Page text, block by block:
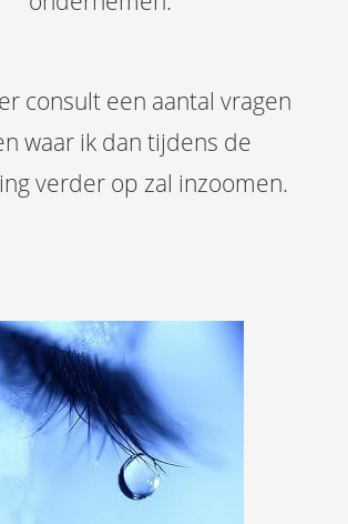
consult een aantal vragen
waar ik dan tijdens de
verder op zal inzoomen.